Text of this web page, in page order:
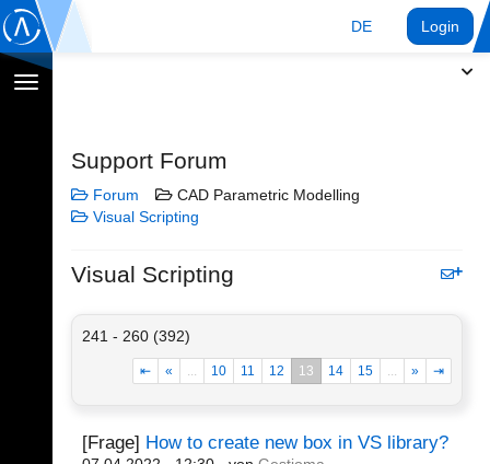
DE Login
Navigation
Support Forum
Forum
CAD Parametric Modelling
Visual Scripting
Visual Scripting
241 - 260 (392)
⇤ « ... 10 11 12 13 14 15 ... » ⇥
[Frage] How to create new box in VS library?